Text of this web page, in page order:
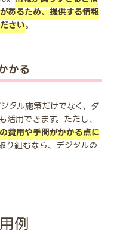
あるため、提供する情報
さい。
かる
タル施策だけでなく、ダ
用できます。ただし、
費用や手間がかかる点に
り組むなら、デジタルの
例